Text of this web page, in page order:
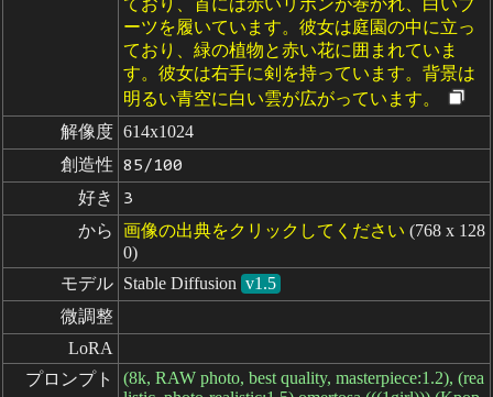
ており、首には赤いリボンが巻かれ、白いブ
ーツを履いています。彼女は庭園の中に立っ
ており、緑の植物と赤い花に囲まれていま
す。彼女は右手に剣を持っています。背景は
明るい青空に白い雲が広がっています。
解像度 614x1024
創造性
85/100
好き 3
から 画像の出典をクリックしてください (768 x 128
0)
モデル Stable Diffusion v1.5
微調整
LoRA
プロンプト
(8k, RAW photo, best quality, masterpiece:1.2), (rea